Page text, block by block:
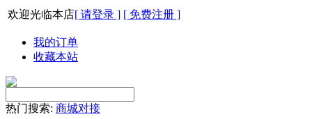
欢迎光临本店[ 请登录 ] [ 免费注册 ]
我的订单
收藏本站
热门搜索: 商城对接